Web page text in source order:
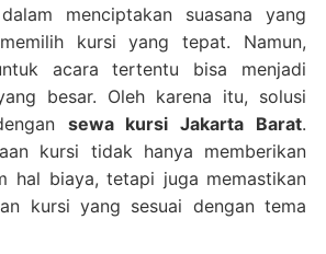
menciptakan suasana yang
kursi yang tepat. Namun,
acara tertentu bisa menjadi
besar. Oleh karena itu, solusi
sewa kursi Jakarta Barat.
kursi tidak hanya memberikan
hal biaya, tetapi juga memastikan
kursi yang sesuai dengan tema